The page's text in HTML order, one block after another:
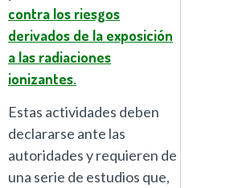
contra los riesgos
derivados de la exposición
a las radiaciones
ionizantes.
Estas actividades deben
declararse ante las
autoridades y requieren de
una serie de estudios que,